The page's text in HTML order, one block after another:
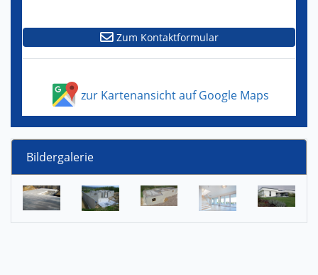
Zum Kontaktformular
zur Kartenansicht auf Google Maps
Bildergalerie